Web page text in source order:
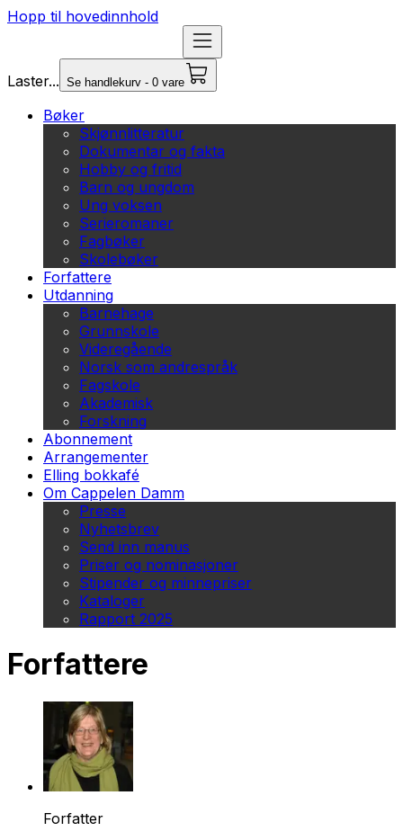
Hopp til hovedinnhold
Laster... Se handlekurv - 0 vare
Bøker
Skjønnlitteratur
Dokumentar og fakta
Hobby og fritid
Barn og ungdom
Ung voksen
Serieromaner
Fagbøker
Skolebøker
Forfattere
Utdanning
Barnehage
Grunnskole
Videregående
Norsk som andrespråk
Fagskole
Akademisk
Forskning
Abonnement
Arrangementer
Elling bokkafé
Om Cappelen Damm
Presse
Nyhetsbrev
Send inn manus
Priser og nominasjoner
Stipender og minnepriser
Kataloger
Rapport 2025
Forfattere
Forfatter